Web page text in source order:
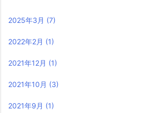
2025年3月 (7)
2022年2月 (1)
2021年12月 (1)
2021年10月 (3)
2021年9月 (1)